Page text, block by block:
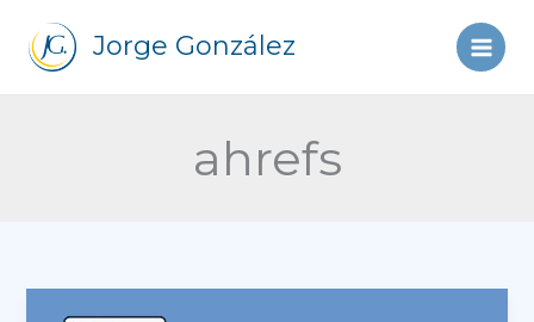
contenido
Jorge González
ahrefs